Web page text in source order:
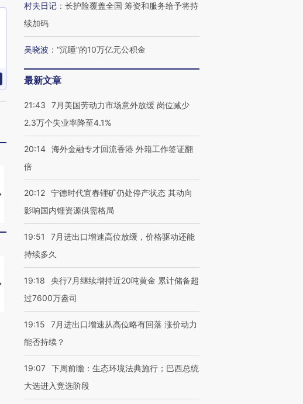
马航飞行员跨国走私7万
粒摇头丸 尿检体内含3种
视线｜被称为“蟑螂”的印
度Z世代 用街头抗争将教
育部长拱下台
视线｜“入侵”还是“人道危
【推广】走进第四届链博
会，让数智科技“链”接产
【商旅对话】华住集团
村夫日记 ： 长护险覆盖全国 筹资和服务给予将持
续加码
吴晓波 ： “沉睡”的10万亿元公积金
最新文章
21:43
7月美国劳动力市场意外放缓 岗位减少
2.3万个失业率降至4.1%
20:14 海外金融专才回流香港 外籍工作签证翻
倍
20:12 宁德时代宜春锂矿仍处停产状态 其动向
影响国内锂资源供需格局
19:51
7月进出口增速高位放缓，价格驱动还能
持续多久
19:18
央行7月继续增持近20吨黄金 累计储备超
过7600万盎司
19:15
7月进出口增速从高位略有回落 涨价动力
能否持续？
19:07 下周前瞻：生态环境法典施行；巴西总统
大选进入竞选阶段